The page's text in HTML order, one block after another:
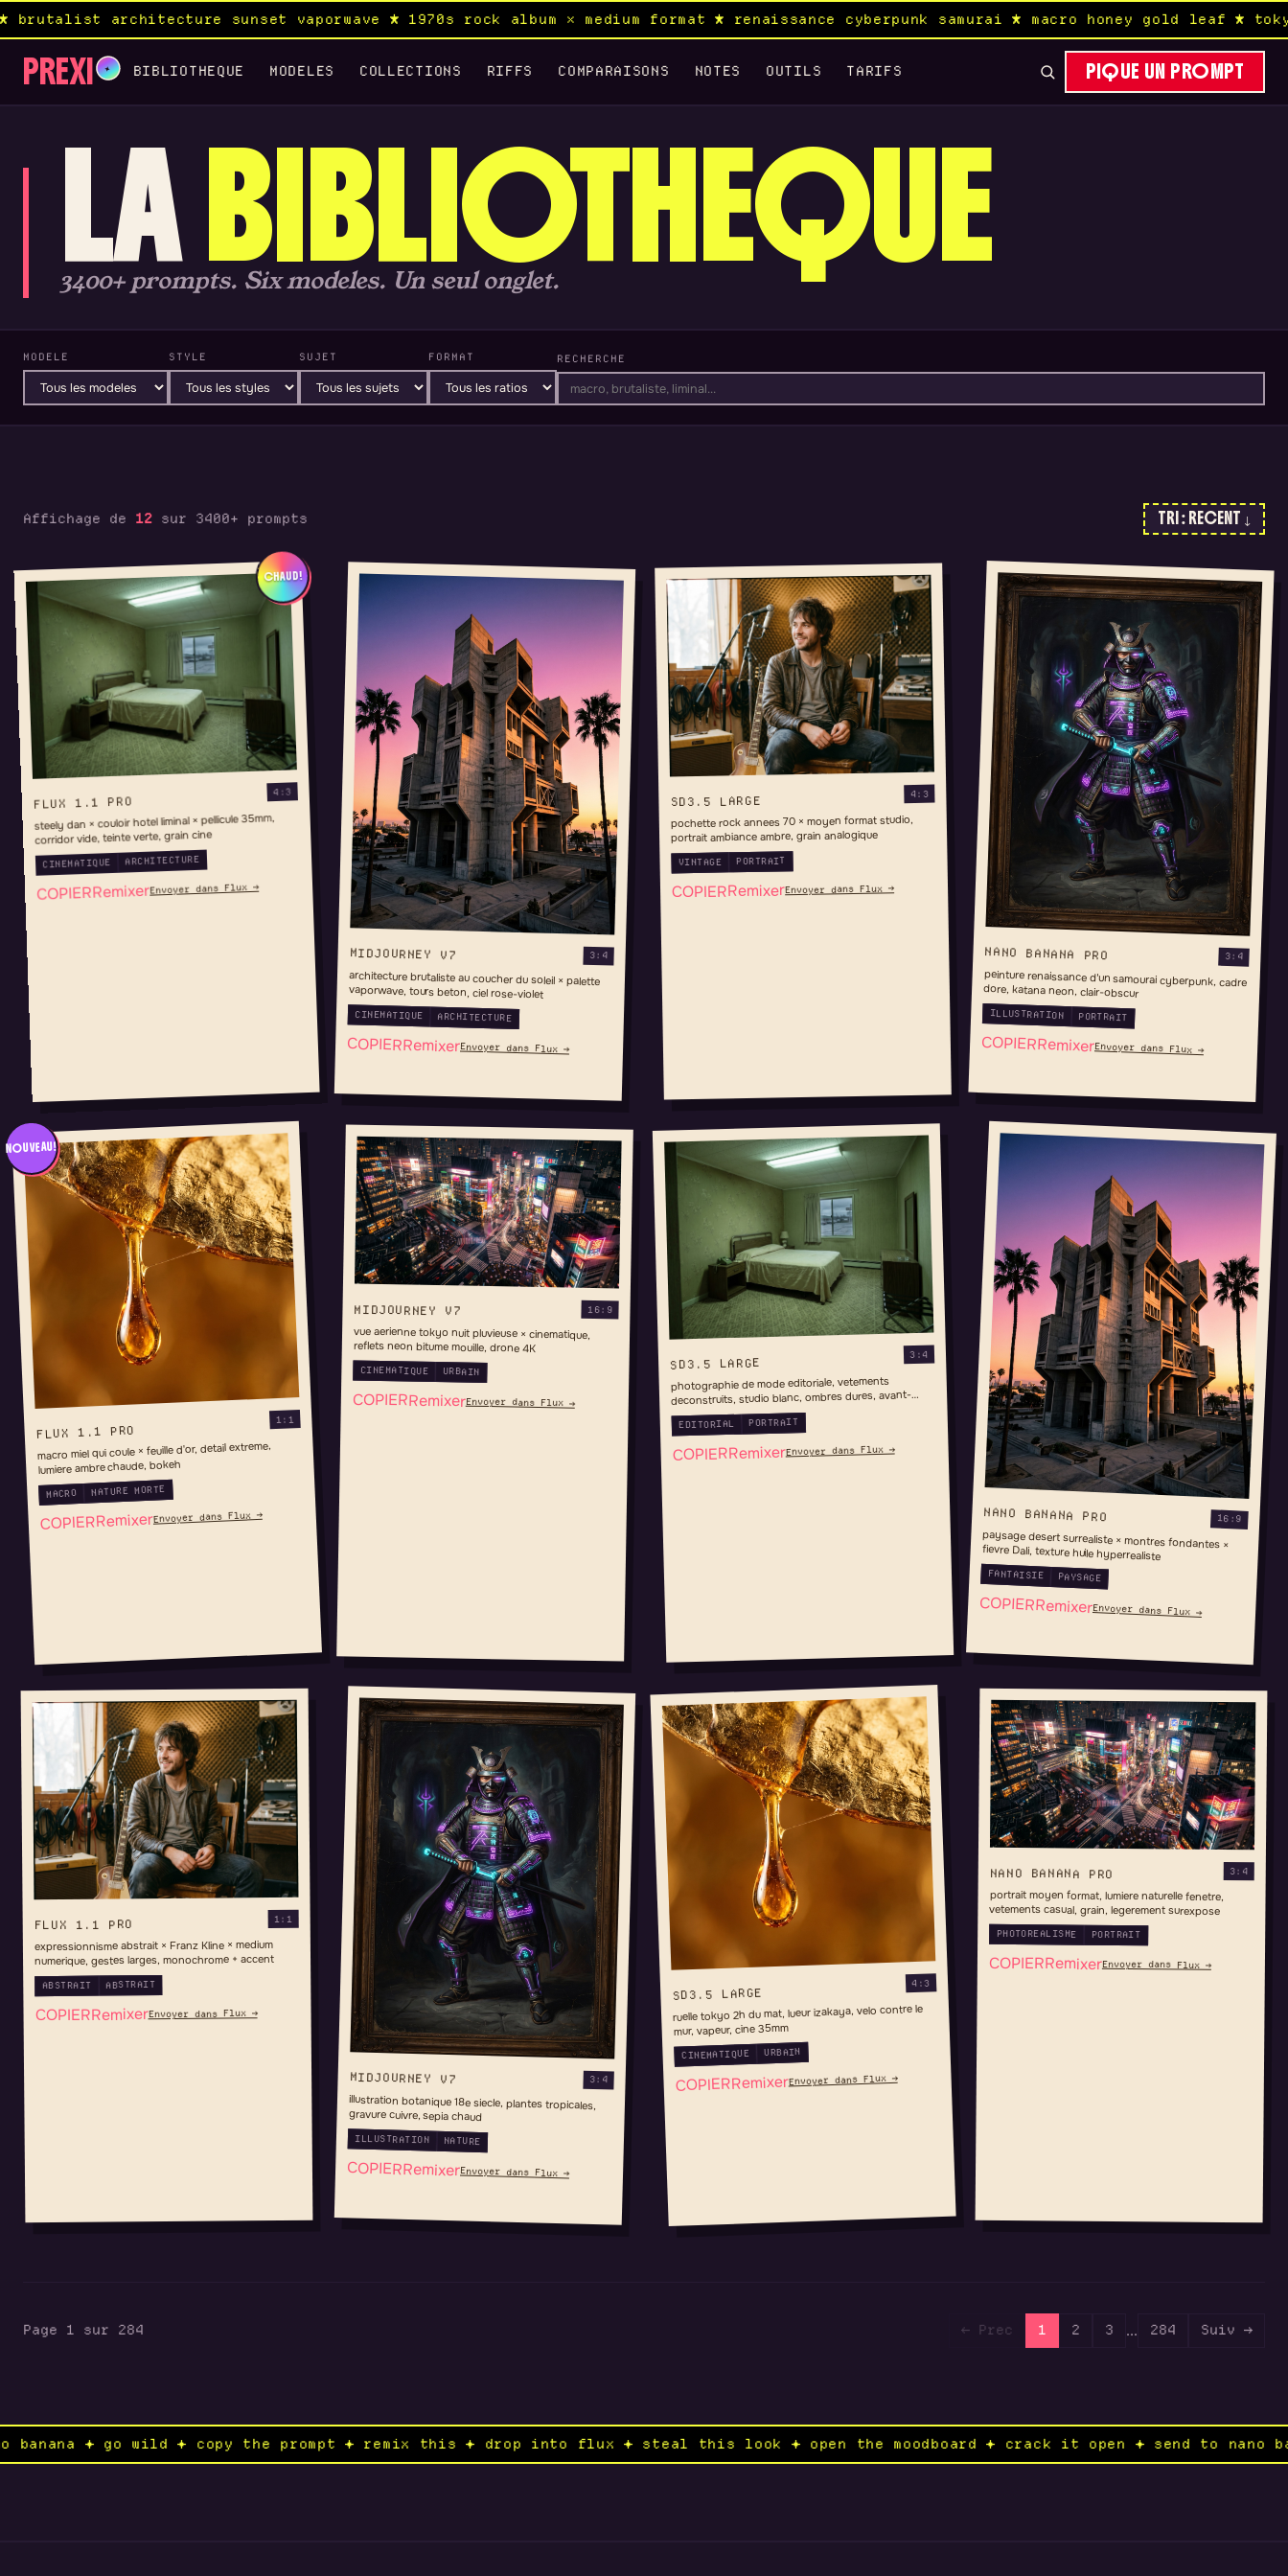
sunset vaporwave ★ 1970s rock album × medium format ★ renaissance cyberpunk samurai ★ macro honey gold leaf ★
PREXI ✦ BIBLIOTHEQUE MODELES COLLECTIONS RIFFS COMPARAISONS NOTES OUTILS TARIFS PIQUE UN PROMPT
LABIBLIOTHEQUE
3400+ prompts. Six modeles. Un seul onglet.
MODELE STYLE SUJET FORMAT RECHERCHE
Affichage de 12 sur 3400+ prompts TRI : RECENT ↓
CHAUD!
FLUX 1.1 PRO
4:3
steely dan × couloir hotel liminal × pellicule 35mm,
corridor vide, teinte verte, grain cine
CINEMATIQUE ARCHITECTURE
COPIERRemixerEnvoyer dans Flux →
MIDJOURNEY V7 3:4
architecture brutaliste au coucher du soleil × palette
vaporwave, tours beton, ciel rose-violet
CINEMATIQUE ARCHITECTURE
COPIERRemixerEnvoyer dans Flux →
SD3.5 LARGE 4:3
pochette rock annees 70 × moyen format studio,
portrait ambiance ambre, grain analogique
VINTAGE PORTRAIT
COPIERRemixerEnvoyer dans Flux →
NANO BANANA PRO 3:4
peinture renaissance d'un samourai cyberpunk, cadre
dore, katana neon, clair-obscur
ILLUSTRATION PORTRAIT
COPIERRemixerEnvoyer dans Flux →
NOUVEAU!
FLUX 1.1 PRO
1:1
macro miel qui coule × feuille d'or, detail extreme,
lumiere ambre chaude, bokeh
MACRO NATURE MORTE
COPIERRemixerEnvoyer dans Flux →
MIDJOURNEY V7 16:9
vue aerienne tokyo nuit pluvieuse × cinematique,
reflets neon bitume mouille, drone 4K
CINEMATIQUE URBAIN
COPIERRemixerEnvoyer dans Flux →
SD3.5 LARGE
3:4
photographie de mode editoriale, vetements
deconstruits, studio blanc, ombres dures, avant-
garde
EDITORIAL PORTRAIT
COPIERRemixerEnvoyer dans Flux →
NANO BANANA PRO 16:9
paysage desert surrealiste × montres fondantes ×
fievre Dali, texture huile hyperrealiste
FANTAISIE PAYSAGE
COPIERRemixerEnvoyer dans Flux →
FLUX 1.1 PRO 1:1
expressionnisme abstrait × Franz Kline × medium
numerique, gestes larges, monochrome + accent
ABSTRAIT ABSTRAIT
COPIERRemixerEnvoyer dans Flux →
MIDJOURNEY V7 3:4
illustration botanique 18e siecle, plantes tropicales,
gravure cuivre, sepia chaud
ILLUSTRATION NATURE
COPIERRemixerEnvoyer dans Flux →
SD3.5 LARGE
4:3
ruelle tokyo 2h du mat, lueur izakaya, velo contre le
mur, vapeur, cine 35mm
CINEMATIQUE URBAIN
COPIERRemixerEnvoyer dans Flux →
NANO BANANA PRO 3:4
portrait moyen format, lumiere naturelle fenetre,
vetements casual, grain, legerement surexpose
PHOTOREALISME PORTRAIT
COPIERRemixerEnvoyer dans Flux →
Page 1 sur 284 ← Prec 1 2 3 ... 284 Suiv →
banana ✦ go wild ✦ copy the prompt ✦ remix this ✦ drop into flux ✦ steal this look ✦ open the moodboard ✦ crack it open ✦ send to